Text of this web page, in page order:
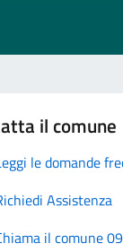
il comune
le domande
Assistenza
il comune